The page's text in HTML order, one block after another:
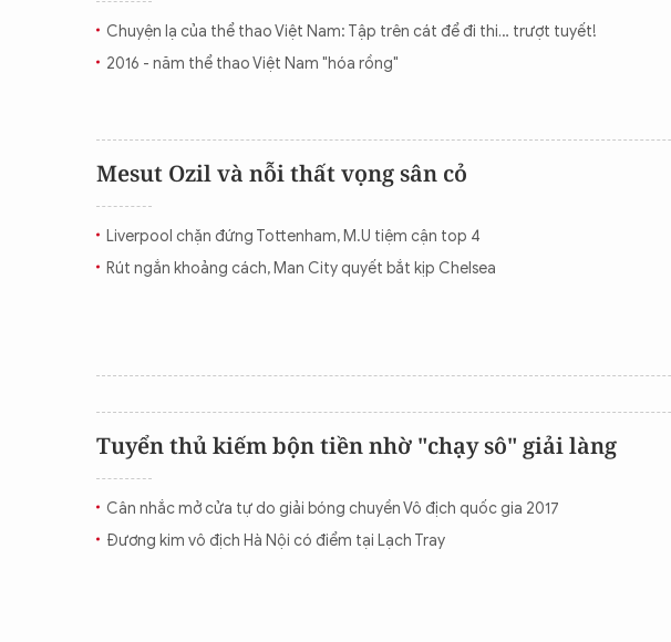
Chuyện lạ của thể thao Việt Nam: Tập trên cát để đi thi… trượt tuyết!
2016 - năm thể thao Việt Nam "hóa rồng"
Mesut Ozil và nỗi thất vọng sân cỏ
Liverpool chặn đứng Tottenham, M.U tiệm cận top 4
Rút ngắn khoảng cách, Man City quyết bắt kịp Chelsea
Tuyển thủ kiếm bộn tiền nhờ "chạy sô" giải làng
Cân nhắc mở cửa tự do giải bóng chuyền Vô địch quốc gia 2017
Đương kim vô địch Hà Nội có điểm tại Lạch Tray